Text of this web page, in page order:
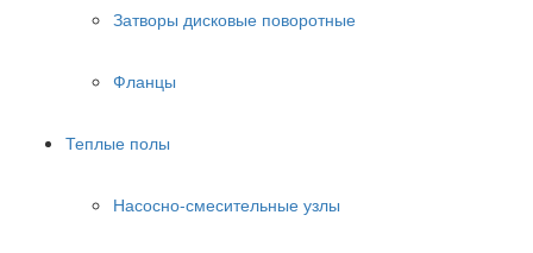
Затворы дисковые поворотные
Фланцы
Теплые полы
Насосно-смесительные узлы